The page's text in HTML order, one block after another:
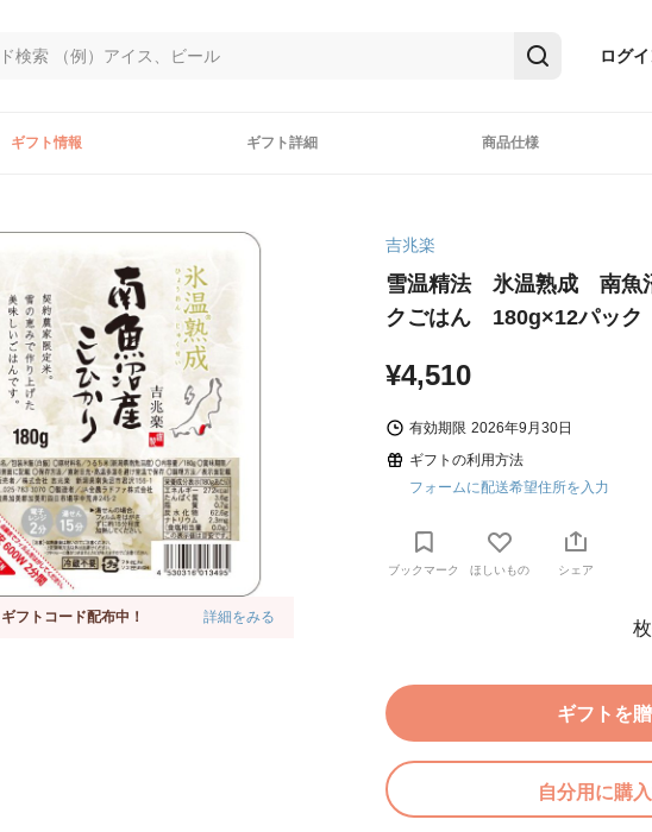
ログ
ギフト情報 ギフト詳細 商品仕様
フトコード配布中！ 詳細をみる
吉兆楽
雪温精法 氷温熟成 南魚
クごはん 180g×12パック
¥4,510
有効期限 2026年9月30日
ギフトの利用方法
フォームに配送希望住所を入力
ブックマーク ほしいもの シェア
ギフトを
自分用に購